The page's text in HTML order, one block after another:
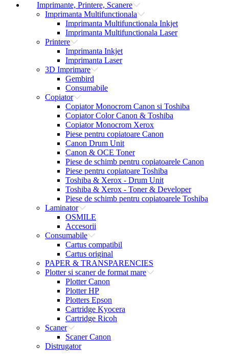
Imprimante, Printere, Scanere
Imprimanta Multifunctionala
Imprimanta Multifunctionala Inkjet
Imprimanta Multifunctionala Laser
Printere
Imprimanta Inkjet
Imprimanta Laser
3D Imprimare
Gembird
Consumabile
Copiator
Copiator Monocrom Canon si Toshiba
Copiator Color Canon & Toshiba
Copiator Monocrom Xerox
Piese pentru copiatoare Canon
Canon Drum Unit
Canon & OCE Toner
Piese de schimb pentru copiatoarele Canon
Piese pentru copiatoare Toshiba
Toshiba & Xerox - Drum Unit
Toshiba & Xerox - Toner & Developer
Piese de schimb pentru copiatoarele Toshiba
Laminator
OSMILE
Accesorii
Consumabile
Cartus compatibil
Cartus original
PAPER & TRANSPARENCIES
Plotter si scaner de format mare
Plotter Canon
Plotter HP
Plotters Epson
Cartridge Kyocera
Cartridge Ricoh
Scaner
Scaner Canon
Distrugator